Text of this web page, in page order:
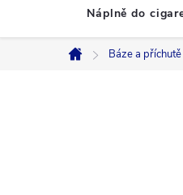
Náplně do
Domů
Báze a příchutě